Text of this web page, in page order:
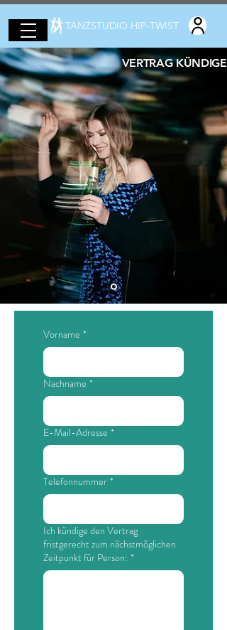
TANZSTUDIO HIP-TWIST
VERTRAG
Vorname *
Nachname *
E-Mail-Adresse *
Telefonnummer *
Ich kündige den Vertrag
fristgerecht zum nächstmöglichen
Zeitpunkt für Person: *